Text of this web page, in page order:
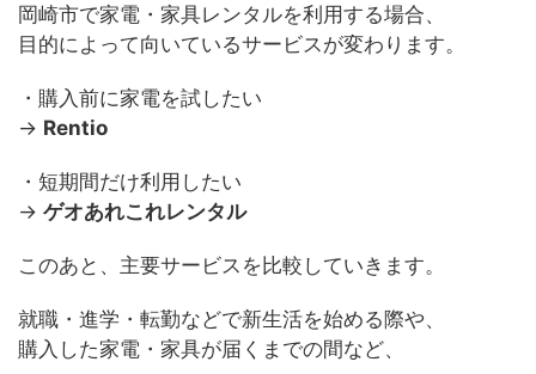
岡崎市で家電・家具レンタルを利用する場合、
目的によって向いているサービスが変わります。
・購入前に家電を試したい
→ Rentio
・短期間だけ利用したい
→ ゲオあれこれレンタル
このあと、主要サービスを比較していきます。
就職・進学・転勤などで新生活を始める際や、
購入した家電・家具が届くまでの間など、